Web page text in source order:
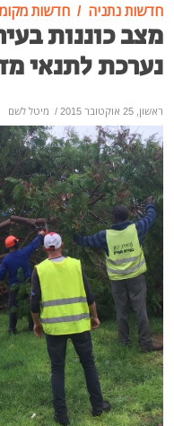
חדשות נתניה חדשות
מצב כוננות
נערכת לתנאי
ראשון, 25 אוקטובר 2015 / מיטל לשם